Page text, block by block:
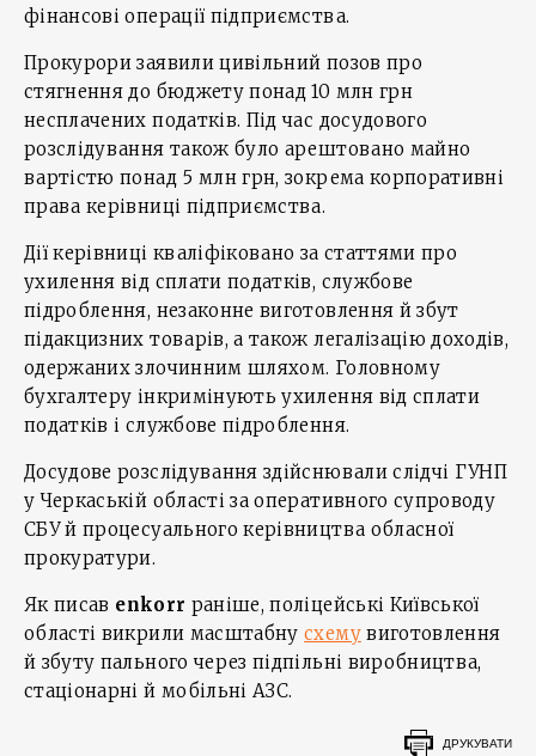
фінансові операції підприємства.
Прокурори заявили цивільний позов про
стягнення до бюджету понад 10 млн грн
несплачених податків. Під час досудового
розслідування також було арештовано майно
вартістю понад 5 млн грн, зокрема корпоративні
права керівниці підприємства.
Дії керівниці кваліфіковано за статтями про
ухилення від сплати податків, службове
підроблення, незаконне виготовлення й збут
підакцизних товарів, а також легалізацію доходів,
одержаних злочинним шляхом. Головному
бухгалтеру інкримінують ухилення від сплати
податків і службове підроблення.
Досудове розслідування здійснювали слідчі ГУНП
у Черкаській області за оперативного супроводу
СБУ й процесуального керівництва обласної
прокуратури.
Як писав enkorr раніше, поліцейські Київської
області викрили масштабнусхемувиготовлення
й збуту пального через підпільні виробництва,
стаціонарні й мобільні АЗС.
ДРУКУВАТИ